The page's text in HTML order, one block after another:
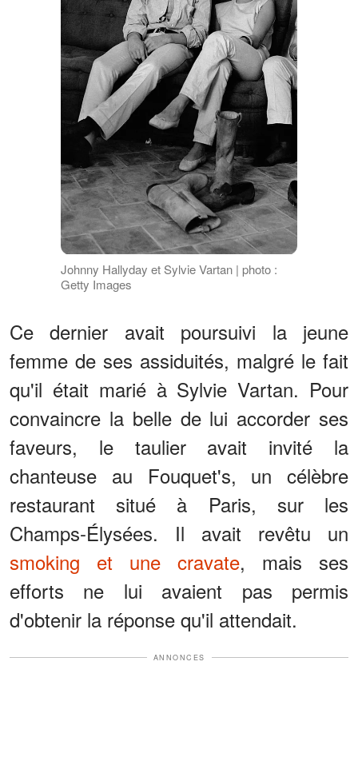
Johnny Hallyday et Sylvie Vartan | photo :
Getty Images
Ce dernier avait poursuivi la jeune
femme de ses assiduités, malgré le fait
qu'il était marié à Sylvie Vartan. Pour
convaincre la belle de lui accorder ses
faveurs, le taulier avait invité la
chanteuse au Fouquet's, un célèbre
restaurant situé à Paris, sur les
Champs-Élysées. Il avait revêtu un
smoking et une cravate, mais ses
efforts ne lui avaient pas permis
d'obtenir la réponse qu'il attendait.
ANNONCES